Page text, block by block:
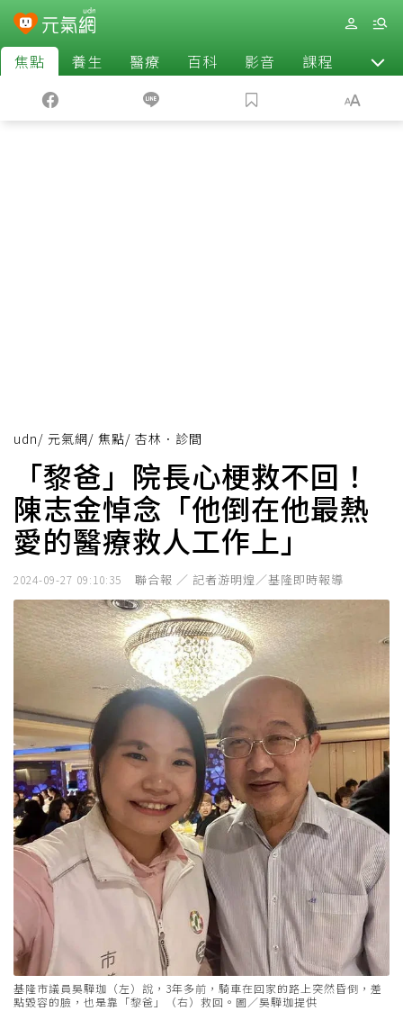
焦點 養生 醫療 百科 影音 課程 退休
udn/ 元氣網/ 焦點/ 杏林．診間
「黎爸」院長心梗救不回！
陳志金悼念「他倒在他最熱
愛的醫療救人工作上」
2024-09-27 09:10:35 聯合報 ／ 記者游明煌／基隆即時報導
基隆市議員吳驊珈（左）說，3年多前，騎車在回家的路上突然昏倒，差
點毀容的臉，也是靠「黎爸」（右）救回。圖／吳驊珈提供